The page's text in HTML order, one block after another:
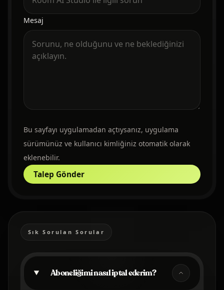
Mesaj
Bu sayfayı uygulamadan açtıysanız, uygulama
sürümünüz ve kullanıcı kimliğiniz otomatik olarak
eklenebilir.
Talep Gönder
Sık Sorulan Sorular
Aboneliğimi nasıl iptal ederim?